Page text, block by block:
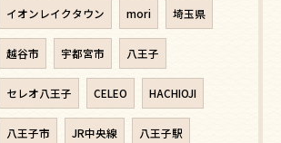
イオンレイクタウン mori 埼玉県
越谷市 宇都宮市 八王子
セレオ八王子 CELEO HACHIOJI
八王子市 JR中央線 八王子駅